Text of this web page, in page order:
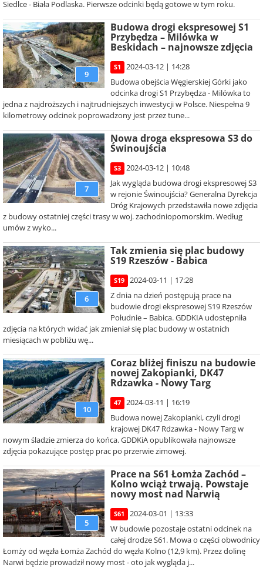
Siedlce - Biała Podlaska. Pierwsze odcinki będą gotowe w tym roku.
9
Budowa drogi ekspresowej S1
Przybędza – Milówka w
Beskidach – najnowsze zdjęcia
S1
2024-03-12 | 14:28
Budowa obejścia Węgierskiej Górki jako
odcinka drogi S1 Przybędza - Milówka to
jedna z najdroższych i najtrudniejszych inwestycji w Polsce. Niespełna 9
kilometrowy odcinek poprowadzony jest przez tune...
7
Nowa droga ekspresowa S3 do
Świnoujścia
S3
2024-03-12 | 10:48
Jak wygląda budowa drogi ekspresowej S3
w rejonie Świnoujścia? Generalna Dyrekcja
Dróg Krajowych przedstawiła nowe zdjęcia
z budowy ostatniej części trasy w woj. zachodniopomorskim. Według
umów z wyko...
6
Tak zmienia się plac budowy
S19 Rzeszów - Babica
S19
2024-03-11 | 17:28
Z dnia na dzień postępują prace na
budowie drogi ekspresowej S19 Rzeszów
Południe – Babica. GDDKIA udostępniła
zdjęcia na których widać jak zmieniał się plac budowy w ostatnich
miesiącach w pobliżu wę...
10
Coraz bliżej finiszu na budowie
nowej Zakopianki, DK47
Rdzawka - Nowy Targ
47
2024-03-11 | 16:19
Budowa nowej Zakopianki, czyli drogi
krajowej DK47 Rdzawka - Nowy Targ w
nowym śladzie zmierza do końca. GDDKiA opublikowała najnowsze
zdjęcia pokazujące postęp prac po przerwie zimowej.
5
Prace na S61 Łomża Zachód –
Kolno wciąż trwają. Powstaje
nowy most nad Narwią
S61
2024-03-01 | 13:33
W budowie pozostaje ostatni odcinek na
całej drodze S61. Mowa o części obwodnicy
Łomży od węzła Łomża Zachód do węzła Kolno (12,9 km). Przez dolinę
Narwi będzie prowadził nowy most - oto jak wygląda j...